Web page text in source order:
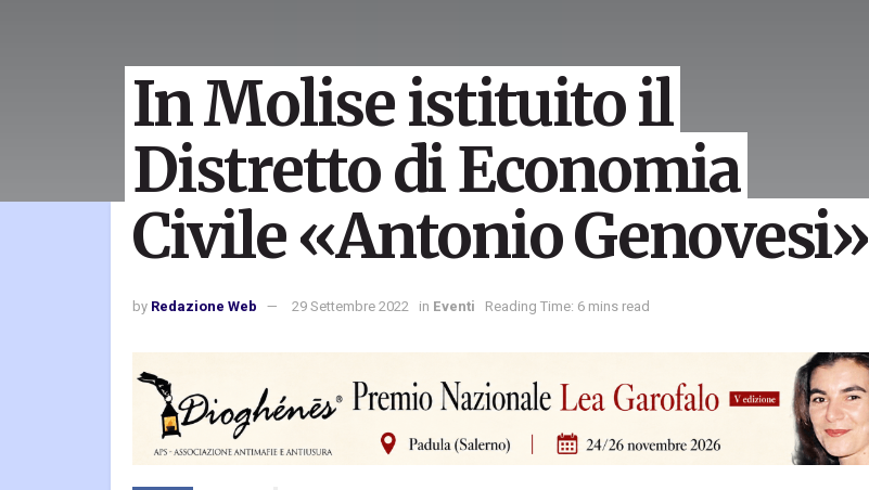
In Molise istituito il
Distretto di Economia
Civile «Antonio Genovesi»
by Redazione Web 29 Settembre 2022 in Eventi Reading Time: 6 mins read